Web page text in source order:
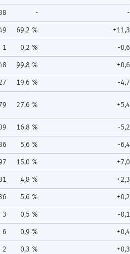
- -
69,2 % +11,3
1 0,2 % -0,6
99,8 % +0,6
19,6 % -4,7
27,6 % +5,4
16,8 % -5,2
5,6 % -6,4
15,0 % +7,0
4,8 % +2,3
5,6 % +0,2
3 0,5 % -0,1
6 0,9 % +0,4
2 0,3 % +0,3